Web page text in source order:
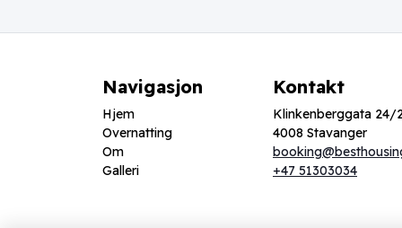
Navigasjon
Hjem
Overnatting
Om
Galleri
Kontakt
Klinkenberggata 24/
4008 Stavanger
+47 51303034